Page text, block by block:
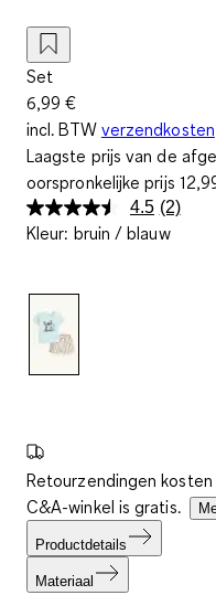
Set
6,99 €
incl. BTW verzendkosten
Laagste prijs van de
oorspronkelijke prijs
4.5 Lees
2
(2)
Kleur: bruin / blauw
Retourzendingen
C&A-winkel is gratis.
Productdetails
Materiaal